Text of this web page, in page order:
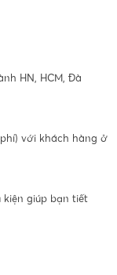
HN, HCM, Đà
với khách hàng ở
kiện giúp bạn tiết